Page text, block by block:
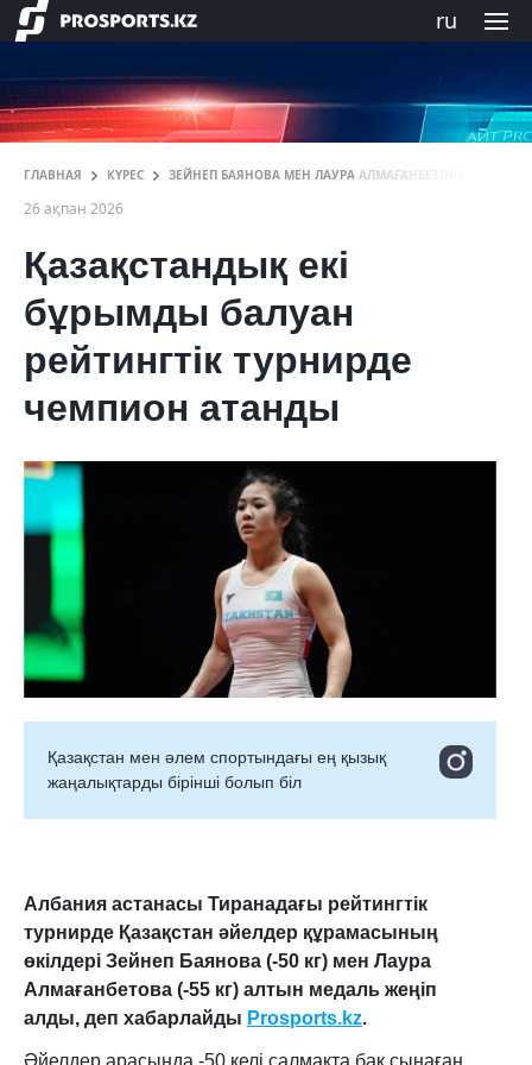
ru
ГЛАВНАЯ КҮРЕС ЗЕЙНЕП БАЯНОВА МЕН ЛАУРА АЛМАҒАНБЕТОВА
26 ақпан 2026
Қазақстандық екі
бұрымды балуан
рейтингтік турнирде
чемпион атанды
Қазақстан мен әлем спортындағы ең қызық
жаңалықтарды бірінші болып біл
Албания астанасы Тиранадағы рейтингтік
турнирде Қазақстан әйелдер құрамасының
өкілдері Зейнеп Баянова (-50 кг) мен Лаура
Алмағанбетова (-55 кг) алтын медаль жеңіп
алды, деп хабарлайды Prosports.kz.
Әйелдер арасында -50 келі салмақта бақ сынаған